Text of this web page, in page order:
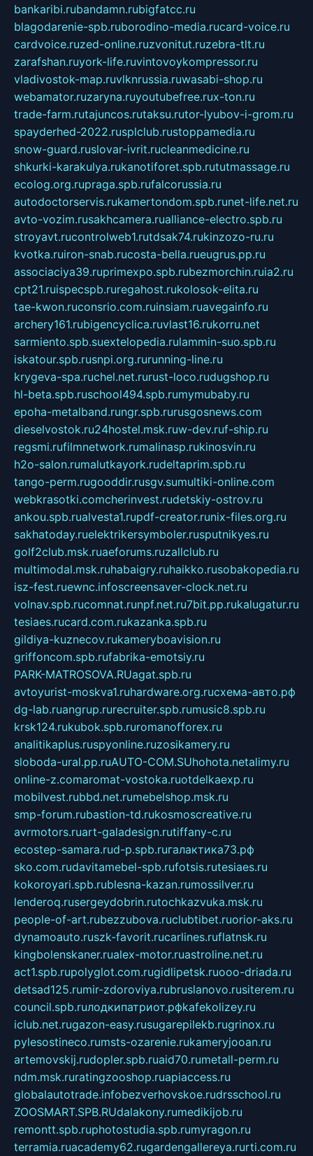
bankaribi.rubandamn.rubigfatcc.ru
blagodarenie-spb.ruborodino-media.rucard-voice.ru
cardvoice.ruzed-online.ruzvonitut.ruzebra-tlt.ru
zarafshan.ruyork-life.ruvintovoykompressor.ru
vladivostok-map.ruvlknrussia.ruwasabi-shop.ru
webamator.ruzaryna.ruyoutubefree.rux-ton.ru
trade-farm.rutajuncos.rutaksu.rutor-lyubov-i-grom.ru
spayderhed-2022.rusplclub.rustoppamedia.ru
snow-guard.ruslovar-ivrit.rucleanmedicine.ru
shkurki-karakulya.rukanotiforet.spb.rututmassage.ru
ecolog.org.rupraga.spb.rufalcorussia.ru
autodoctorservis.rukamertondom.spb.runet-life.net.ru
avto-vozim.rusakhcamera.rualliance-electro.spb.ru
stroyavt.rucontrolweb1.rutdsak74.rukinzozo-ru.ru
kvotka.ruiron-snab.rucosta-bella.rueugrus.pp.ru
associaciya39.ruprimexpo.spb.rubezmorchin.ruia2.ru
cpt21.ruispecspb.ruregahost.rukolosok-elita.ru
tae-kwon.ruconsrio.com.ruinsiam.ruavegainfo.ru
archery161.rubigencyclica.ruvlast16.rukorru.net
sarmiento.spb.suextelopedia.rulammin-suo.spb.ru
iskatour.spb.rusnpi.org.rurunning-line.ru
krygeva-spa.ruchel.net.rurust-loco.rudugshop.ru
hl-beta.spb.ruschool494.spb.rumymubaby.ru
epoha-metalband.rungr.spb.rurusgosnews.com
dieselvostok.ru24hostel.msk.ruw-dev.ruf-ship.ru
regsmi.rufilmnetwork.rumalinasp.rukinosvin.ru
h2o-salon.rumalutkayork.rudeltaprim.spb.ru
tango-perm.rugooddir.rusgv.sumultiki-online.com
webkrasotki.comcherinvest.rudetskiy-ostrov.ru
ankou.spb.rualvesta1.rupdf-creator.runix-files.org.ru
sakhatoday.ruelektrikersymboler.rusputnikyes.ru
golf2club.msk.ruaeforums.ruzallclub.ru
multimodal.msk.ruhabaigry.ruhaikko.rusobakopedia.ru
isz-fest.ruewnc.infoscreensaver-clock.net.ru
volnav.spb.rucomnat.runpf.net.ru7bit.pp.rukalugatur.ru
tesiaes.rucard.com.rukazanka.spb.ru
gildiya-kuznecov.rukameryboavision.ru
griffoncom.spb.rufabrika-emotsiy.ru
PARK-MATROSOVA.RUagat.spb.ru
avtoyurist-moskva1.ruhardware.org.ruсхема-авто.рф
dg-lab.ruangrup.rurecruiter.spb.rumusic8.spb.ru
krsk124.rukubok.spb.ruromanofforex.ru
analitikaplus.ruspyonline.ruzosikamery.ru
sloboda-ural.pp.ruAUTO-COM.SUhohota.netalimy.ru
online-z.comaromat-vostoka.ruotdelkaexp.ru
mobilvest.rubbd.net.rumebelshop.msk.ru
smp-forum.rubastion-td.rukosmoscreative.ru
avrmotors.ruart-galadesign.rutiffany-c.ru
ecostep-samara.rud-p.spb.ruгалактика73.рф
sko.com.rudavitamebel-spb.rufotsis.rutesiaes.ru
kokoroyari.spb.rublesna-kazan.rumossilver.ru
lenderoq.rusergeydobrin.rutochkazvuka.msk.ru
people-of-art.rubezzubova.ruclubtibet.ruorior-aks.ru
dynamoauto.ruszk-favorit.rucarlines.ruflatnsk.ru
kingbolenskaner.rualex-motor.ruastroline.net.ru
act1.spb.rupolyglot.com.rugidlipetsk.ruooo-driada.ru
detsad125.rumir-zdoroviya.rubruslanovo.rusiterem.ru
council.spb.ruлодкипатриот.рфkafekolizey.ru
iclub.net.rugazon-easy.rusugarepilekb.rugrinox.ru
pylesostineco.rumsts-ozarenie.rukameryjooan.ru
artemovskij.rudopler.spb.ruaid70.rumetall-perm.ru
ndm.msk.ruratingzooshop.ruapiaccess.ru
globalautotrade.infobezverhovskoe.rudrsschool.ru
ZOOSMART.SPB.RUdalakony.rumedikijob.ru
remontt.spb.ruphotostudia.spb.rumyragon.ru
terramia.ruacademy62.rugardengallereya.rurti.com.ru